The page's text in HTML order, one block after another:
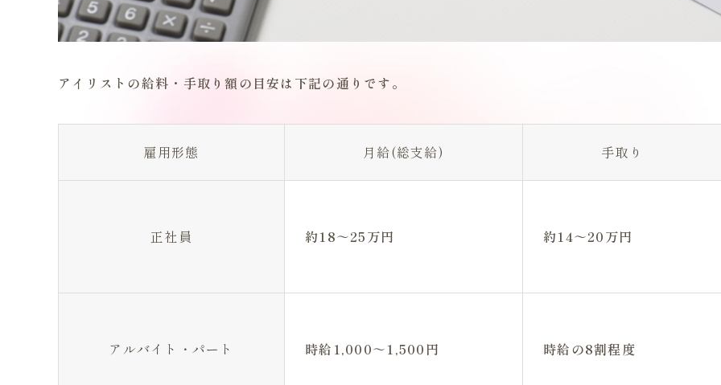
アイリストの給料・手取り額の目安は下記の通りです。
雇用形態 月給(総支給) 手取り
正社員 約18～25万円 約14～20万円
アルバイト・パート 時給1,000～1,500円 時給の8割程度